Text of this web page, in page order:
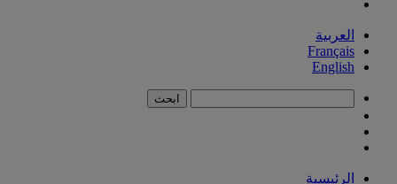
العربية
Français
English
الرئيسية